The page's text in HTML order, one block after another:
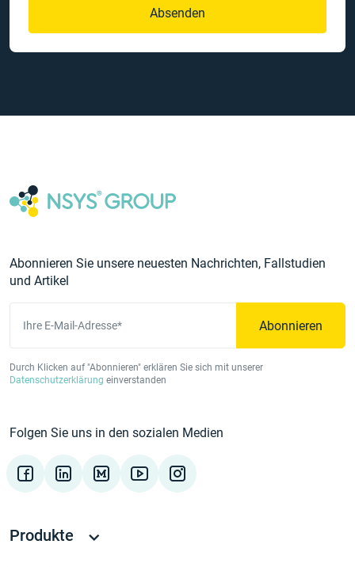
Absenden
Abonnieren Sie unsere neuesten Nachrichten, Fallstudien
und Artikel
Ihre E-Mail-Adresse* Abonnieren
Durch Klicken auf "Abonnieren" erklären Sie sich mit unserer
Datenschutzerklärung einverstanden
Folgen Sie uns in den sozialen Medien
Produkte